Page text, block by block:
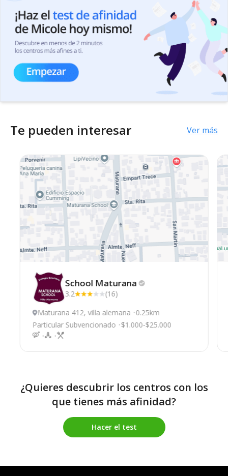
Te pueden interesar Ver más
School Maturana
3.2
(16)
Maturana 412, villa alemana 0.25km
Particular Subvencionado $1.000-$25.000
¿Quieres descubrir los centros con los
que tienes más afinidad?
Hacer el test